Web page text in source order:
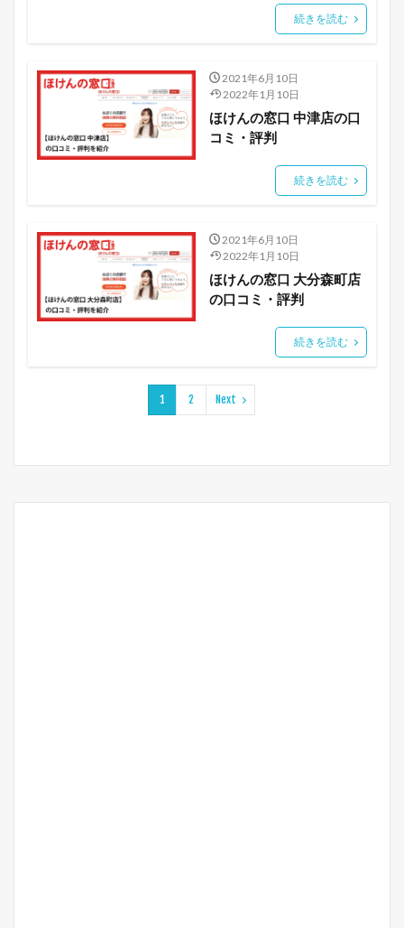
続きを読む
2021年6月10日
2022年1月10日
ほけんの窓口 中津店の口
コミ・評判
続きを読む
2021年6月10日
2022年1月10日
ほけんの窓口 大分森町店
の口コミ・評判
続きを読む
1 2 Next